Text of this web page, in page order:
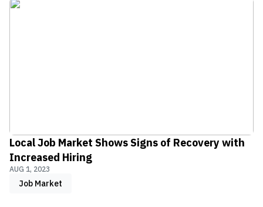
Local Job Market Shows Signs of Recovery with
Increased Hiring
AUG 1, 2023
Job Market